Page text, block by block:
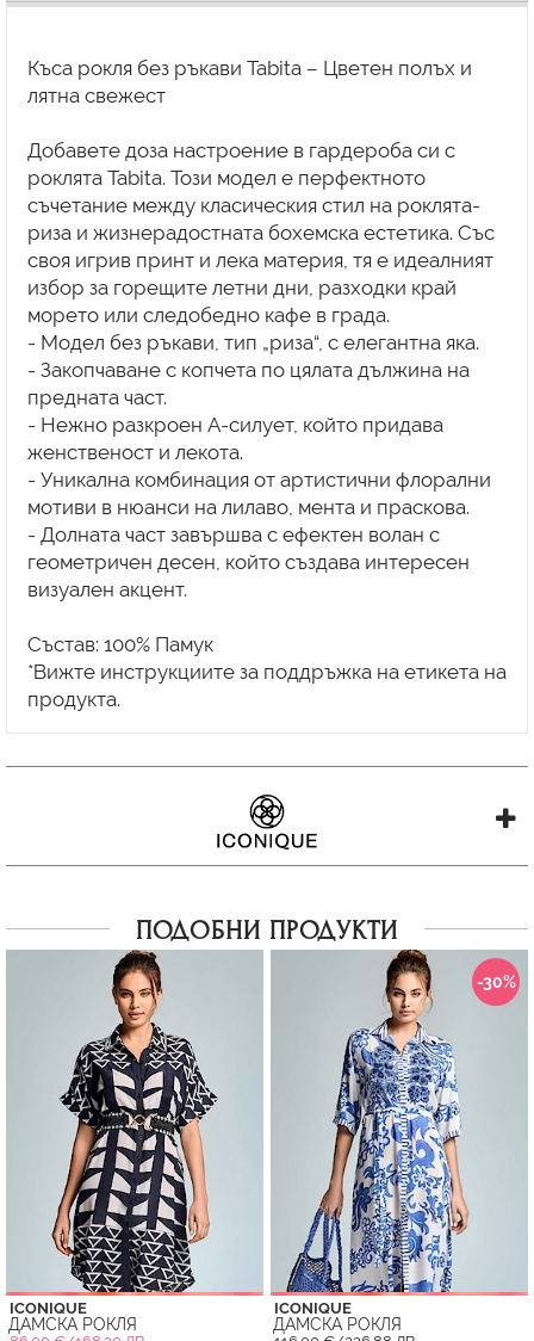
Къса рокля без ръкави Tabita – Цветен полъх и
лятна свежест
Добавете доза настроение в гардероба си с
роклята Tabita. Този модел е перфектното
съчетание между класическия стил на роклята-
риза и жизнерадостната бохемска естетика. Със
своя игрив принт и лека материя, тя е идеалният
избор за горещите летни дни, разходки край
морето или следобедно кафе в града.
- Модел без ръкави, тип „риза“, с елегантна яка.
- Закопчаване с копчета по цялата дължина на
предната част.
- Нежно разкроен A-силует, който придава
женственост и лекота.
- Уникална комбинация от артистични флорални
мотиви в нюанси на лилаво, мента и праскова.
- Долната част завършва с ефектен волан с
геометричен десен, който създава интересен
визуален акцент.
Състав: 100% Памук
*Вижте инструкциите за поддръжка на етикета на
ПОДОБНИ ПРОДУКТИ
ICONIQUE
ДАМСКА РОКЛЯ
-30%
ICONIQUE
ДАМСКА РОКЛЯ